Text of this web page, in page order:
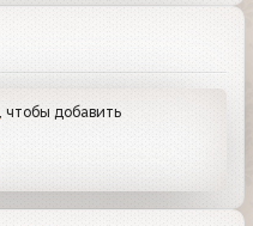
, чтобы добавить